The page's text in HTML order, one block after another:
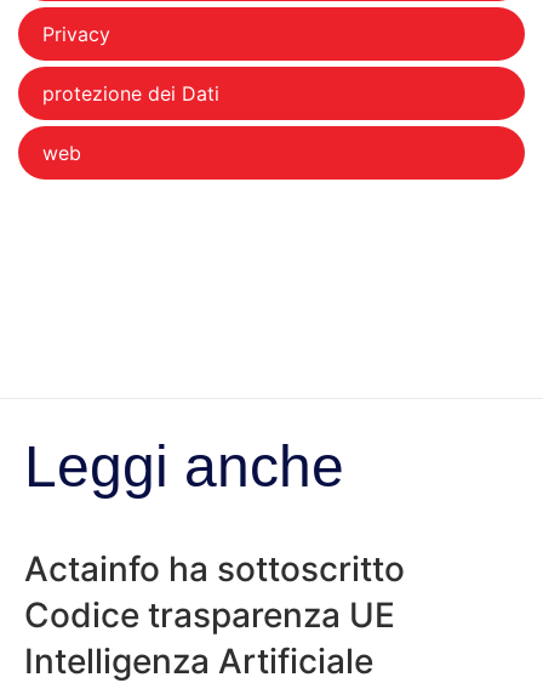
Privacy
protezione dei Dati
web
Leggi anche
Actainfo ha sottoscritto
Codice trasparenza UE
Intelligenza Artificiale